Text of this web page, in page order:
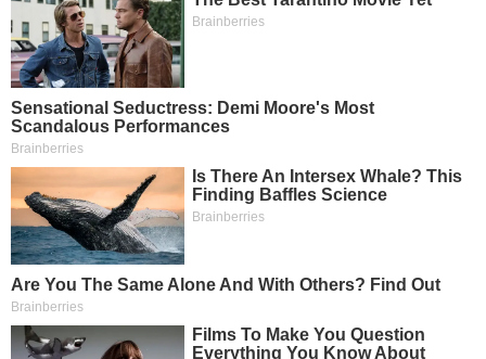
CÔNG
NGHỆ
THÔNG
TIN
DỊCH
VỤ
TRUYỀN
THÔNG